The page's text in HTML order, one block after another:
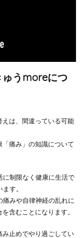
ゅうmoreにつ
は、間違っている可能
痛み」の知識について
に制限なく健康に生活で
す。
みや自律神経の乱れに
含むことになります。
止めでやり過ごしてい